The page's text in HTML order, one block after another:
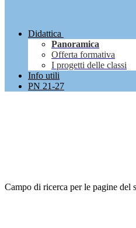
Didattica
Panoramica
Offerta formativa
I progetti delle classi
Info utili
PN 21-27
Campo di ricerca per le pagine del